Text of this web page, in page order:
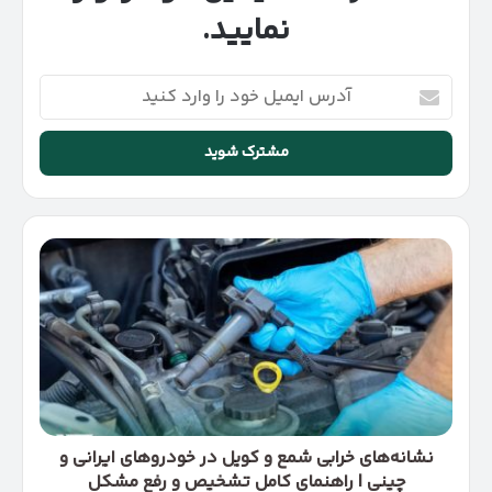
نمایید.
آدرس
ایمیل
خود
وارد
کنید
نشانه‌های
خرابی
شمع
کویل
خودروهای
ایرانی
و
چینینشانه‌های خرابی شمع و کویل در خودروهای ایرانی و
چینی | راهنمای کامل تشخیص و رفع مشکل